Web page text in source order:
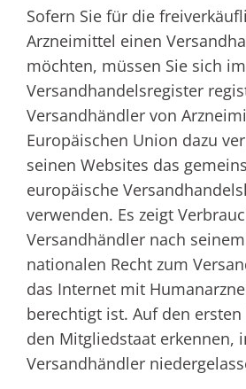
Sofern Sie für die
Arzneimittel einen
möchten, müssen Sie sich im
Versandhandelsregister
Versandhändler von
Europäischen Union dazu
seinen Websites das
europäische
verwenden. Es zeigt
Versandhändler nach
nationalen Recht zum
das Internet mit
berechtigt ist. Auf den
den Mitgliedstaat erkennen,
Versandhändler